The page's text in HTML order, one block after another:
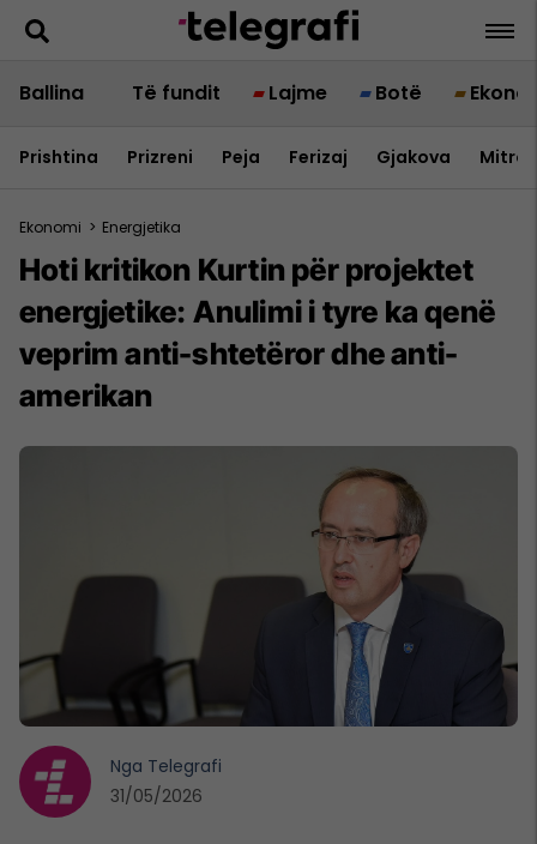
Ballina Të fundit Lajme Botë
Prishtina Prizreni Peja Ferizaj Gjakova
Ekonomi > Energjetika
Hoti kritikon Kurtin për projektet
energjetike: Anulimi i tyre ka qenë
veprim anti-shtetëror dhe anti-
amerikan
Nga Telegrafi
31/05/2026